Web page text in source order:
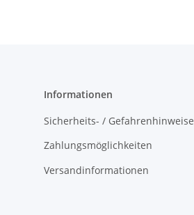
Informationen
Sicherheits- / Gefahrenhinweise
Zahlungsmöglichkeiten
Versandinformationen